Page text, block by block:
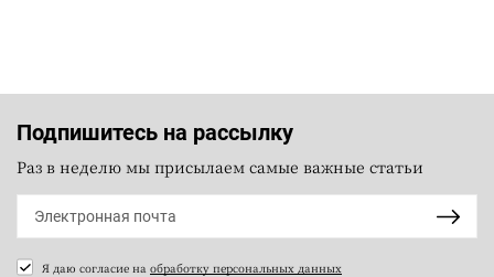
Подпишитесь на рассылку
Раз в неделю мы присылаем самые важные статьи
Я даю согласие на обработку персональных данных